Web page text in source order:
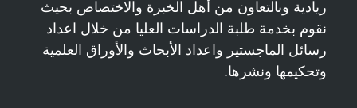
ريادية وبالتعاون من أهل الخبرة والاختصاص بحيث
نقوم بخدمة طلبة الدراسات العليا من خلال اعداد
رسائل الماجستير واعداد الأبحاث والأوراق العلمية
وتحكيمها ونشرها.